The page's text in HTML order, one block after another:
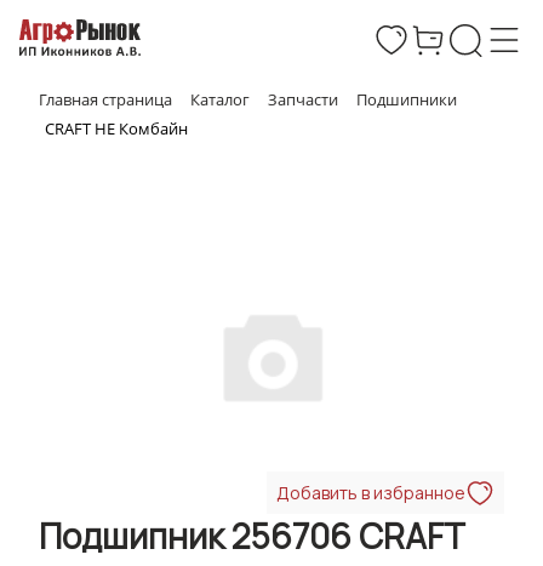
Главная страница Каталог Запчасти
Подшипники
CRAFT НЕ Комбайн
Добавить в избранное
Подшипник 256706 CRAFT